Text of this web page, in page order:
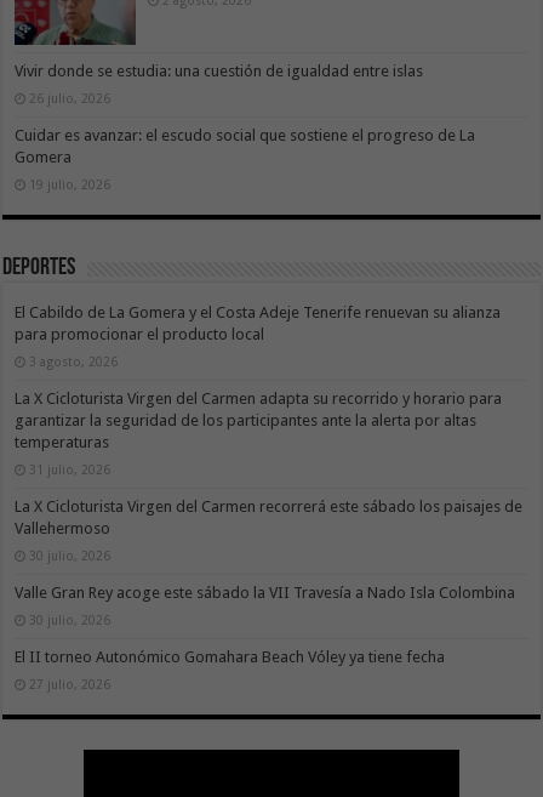
Vivir donde se estudia: una cuestión de igualdad entre islas
26 julio, 2026
Cuidar es avanzar: el escudo social que sostiene el progreso de La
Gomera
19 julio, 2026
Deportes
El Cabildo de La Gomera y el Costa Adeje Tenerife renuevan su alianza
para promocionar el producto local
3 agosto, 2026
La X Cicloturista Virgen del Carmen adapta su recorrido y horario para
garantizar la seguridad de los participantes ante la alerta por altas
temperaturas
31 julio, 2026
La X Cicloturista Virgen del Carmen recorrerá este sábado los paisajes de
Vallehermoso
30 julio, 2026
Valle Gran Rey acoge este sábado la VII Travesía a Nado Isla Colombina
30 julio, 2026
El II torneo Autonómico Gomahara Beach Vóley ya tiene fecha
27 julio, 2026